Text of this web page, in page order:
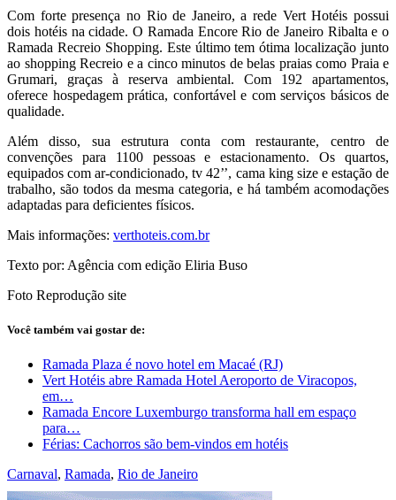
Com forte presença no Rio de Janeiro, a rede Vert Hotéis possui
dois hotéis na cidade. O Ramada Encore Rio de Janeiro Ribalta e o
Ramada Recreio Shopping. Este último tem ótima localização junto
ao shopping Recreio e a cinco minutos de belas praias como Praia e
Grumari, graças à reserva ambiental. Com 192 apartamentos,
oferece hospedagem prática, confortável e com serviços básicos de
qualidade.
Além disso, sua estrutura conta com restaurante, centro de
convenções para 1100 pessoas e estacionamento. Os quartos,
equipados com ar-condicionado, tv 42’’, cama king size e estação de
trabalho, são todos da mesma categoria, e há também acomodações
adaptadas para deficientes físicos.
Mais informações: verthoteis.com.br
Texto por: Agência com edição Eliria Buso
Foto Reprodução site
Você também vai gostar de:
Ramada Plaza é novo hotel em Macaé (RJ)
Vert Hotéis abre Ramada Hotel Aeroporto de Viracopos,
em…
Ramada Encore Luxemburgo transforma hall em espaço
para…
Férias: Cachorros são bem-vindos em hotéis
Carnaval, Ramada, Rio de Janeiro